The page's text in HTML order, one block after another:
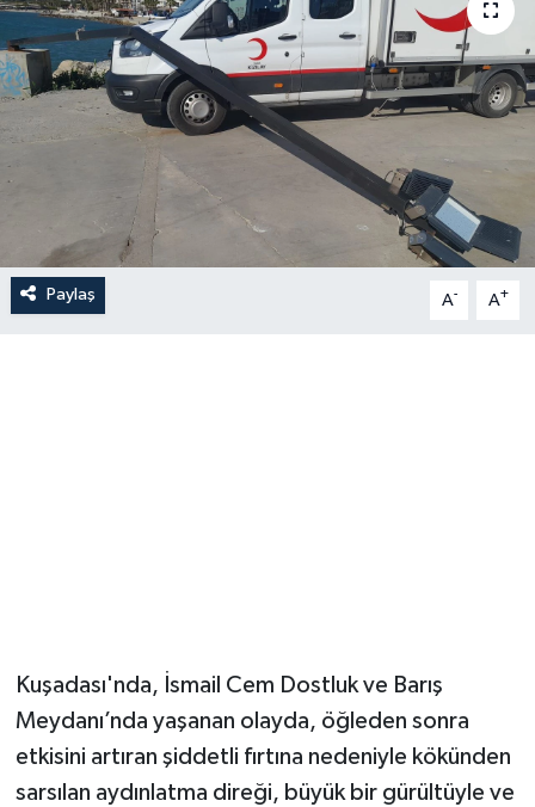
Paylaş A- A+
Kuşadası'nda, İsmail Cem Dostluk ve Barış
Meydanı’nda yaşanan olayda, öğleden sonra
etkisini artıran şiddetli fırtına nedeniyle kökünden
sarsılan aydınlatma direği, büyük bir gürültüyle ve